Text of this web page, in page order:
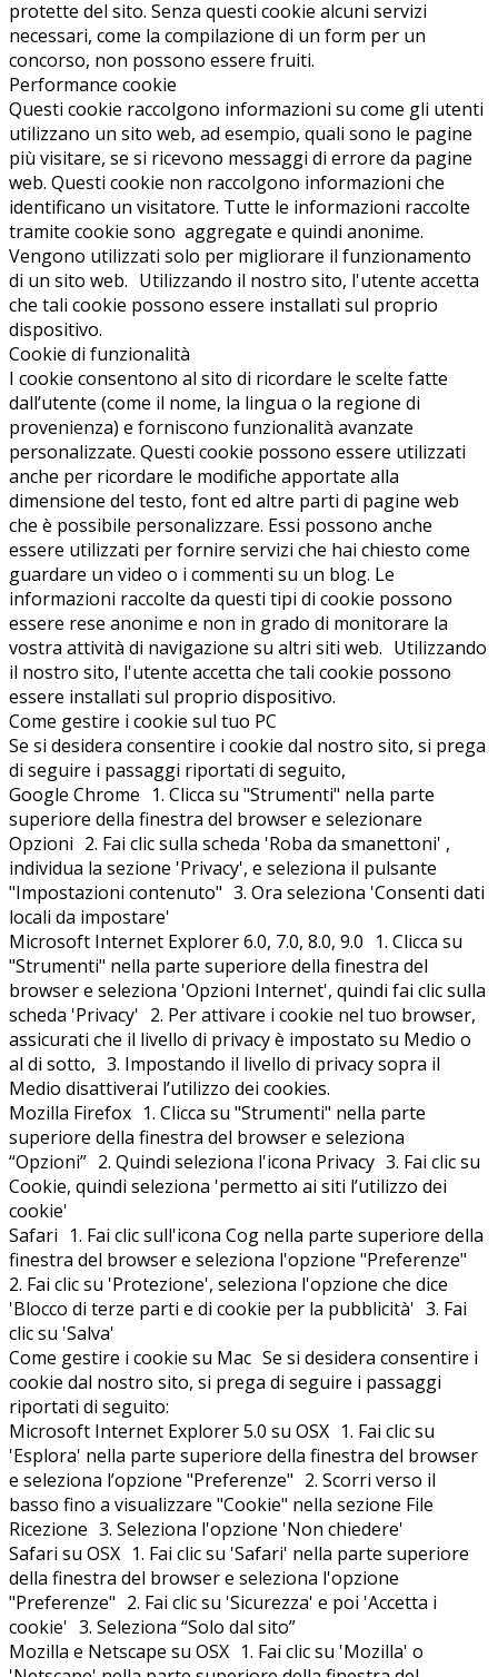
protette del sito. Senza questi cookie alcuni servizi
necessari, come la compilazione di un form per un
concorso, non possono essere fruiti.
Performance cookie
Questi cookie raccolgono informazioni su come gli utenti
utilizzano un sito web, ad esempio, quali sono le pagine
più visitare, se si ricevono messaggi di errore da pagine
web. Questi cookie non raccolgono informazioni che
identificano un visitatore. Tutte le informazioni raccolte
tramite cookie sono aggregate e quindi anonime.
Vengono utilizzati solo per migliorare il funzionamento
di un sito web. Utilizzando il nostro sito, l'utente accetta
che tali cookie possono essere installati sul proprio
dispositivo.
Cookie di funzionalità
I cookie consentono al sito di ricordare le scelte fatte
dall’utente (come il nome, la lingua o la regione di
provenienza) e forniscono funzionalità avanzate
personalizzate. Questi cookie possono essere utilizzati
anche per ricordare le modifiche apportate alla
dimensione del testo, font ed altre parti di pagine web
che è possibile personalizzare. Essi possono anche
essere utilizzati per fornire servizi che hai chiesto come
guardare un video o i commenti su un blog. Le
informazioni raccolte da questi tipi di cookie possono
essere rese anonime e non in grado di monitorare la
vostra attività di navigazione su altri siti web. Utilizzando
il nostro sito, l'utente accetta che tali cookie possono
essere installati sul proprio dispositivo.
Come gestire i cookie sul tuo PC
Se si desidera consentire i cookie dal nostro sito, si prega
di seguire i passaggi riportati di seguito,
Google Chrome 1. Clicca su "Strumenti" nella parte
superiore della finestra del browser e selezionare
Opzioni 2. Fai clic sulla scheda 'Roba da smanettoni' ,
individua la sezione 'Privacy', e seleziona il pulsante
"Impostazioni contenuto" 3. Ora seleziona 'Consenti dati
locali da impostare'
Microsoft Internet Explorer 6.0, 7.0, 8.0, 9.0 1. Clicca su
"Strumenti" nella parte superiore della finestra del
browser e seleziona 'Opzioni Internet', quindi fai clic sulla
scheda 'Privacy' 2. Per attivare i cookie nel tuo browser,
assicurati che il livello di privacy è impostato su Medio o
al di sotto, 3. Impostando il livello di privacy sopra il
Medio disattiverai l’utilizzo dei cookies.
Mozilla Firefox 1. Clicca su "Strumenti" nella parte
superiore della finestra del browser e seleziona
“Opzioni” 2. Quindi seleziona l'icona Privacy 3. Fai clic su
Cookie, quindi seleziona 'permetto ai siti l’utilizzo dei
cookie'
Safari 1. Fai clic sull'icona Cog nella parte superiore della
finestra del browser e seleziona l'opzione "Preferenze"
2. Fai clic su 'Protezione', seleziona l'opzione che dice
'Blocco di terze parti e di cookie per la pubblicità' 3. Fai
clic su 'Salva'
Come gestire i cookie su Mac Se si desidera consentire i
cookie dal nostro sito, si prega di seguire i passaggi
riportati di seguito:
Microsoft Internet Explorer 5.0 su OSX 1. Fai clic su
'Esplora' nella parte superiore della finestra del browser
e seleziona l’opzione "Preferenze" 2. Scorri verso il
basso fino a visualizzare "Cookie" nella sezione File
Ricezione 3. Seleziona l'opzione 'Non chiedere'
Safari su OSX 1. Fai clic su 'Safari' nella parte superiore
della finestra del browser e seleziona l'opzione
"Preferenze" 2. Fai clic su 'Sicurezza' e poi 'Accetta i
cookie' 3. Seleziona “Solo dal sito”
Mozilla e Netscape su OSX 1. Fai clic su 'Mozilla' o